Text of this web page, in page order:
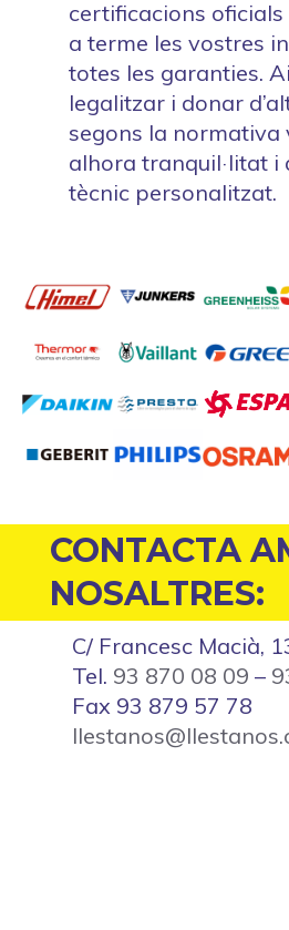
certificacions
a terme les vostres
totes les garanties.
legalitzar i donar
segons la normativa
alhora tranquil·litat i
tècnic personalitzat.
CONTACTA
NOSALTRES:
C/ Francesc Macià,
Tel. 93 870 08 09 –
Fax 93 879 57 78